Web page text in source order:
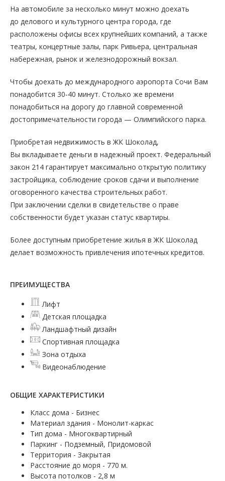
На автомобиле за несколько минут можно доехать
до делового и культурного центра города, где
расположены офисы всех крупнейших компаний, а также
театры, концертные залы, парк Ривьера, центральная
набережная, рынок и железнодорожный вокзал.
Чтобы доехать до международного аэропорта Сочи Вам
понадобится 30-40 минут. Столько же времени
понадобиться на дорогу до главной современной
достопримечательности города — Олимпийского парка.
Приобретая недвижимость в ЖК Шоколад,
Вы вкладываете деньги в надежный проект. Федеральный
закон 214 гарантирует максимально открытую политику
застройщика, соблюдение сроков сдачи и выполнение
оговоренного качества строительных работ.
При заключении сделки в свидетельстве о праве
собственности будет указан статус квартиры.
Более доступным приобретение жилья в ЖК Шоколад
делает возможность привлечения ипотечных кредитов.
ПРЕИМУЩЕСТВА
Лифт
Детская площадка
Ландшафтный дизайн
Спортивная площадка
Зона отдыха
Видеонаблюдение
ОБЩИЕ ХАРАКТЕРИСТИКИ
Класс дома - Бизнес
Материал здания - Монолит-каркас
Тип дома - Многоквартирный
Паркинг - Подземный, Придомовой
Территория - Закрытая
Расстояние до моря - 770 м.
Высота потолков - 2,8 м